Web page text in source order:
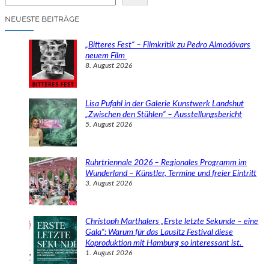
cNEUESTE BEITRÄGE
„Bitteres Fest“ – Filmkritik zu Pedro Almodóvars
neuem Film
8. August 2026
Lisa Pufahl in der Galerie Kunstwerk Landshut
„Zwischen den Stühlen“ – Ausstellungsbericht
5. August 2026
Ruhrtriennale 2026 – Regionales Programm im
Wunderland – Künstler, Termine und freier Eintritt
3. August 2026
Christoph Marthalers „Erste letzte Sekunde – eine
Gala“: Warum für das Lausitz Festival diese
Koproduktion mit Hamburg so interessant ist.
1. August 2026